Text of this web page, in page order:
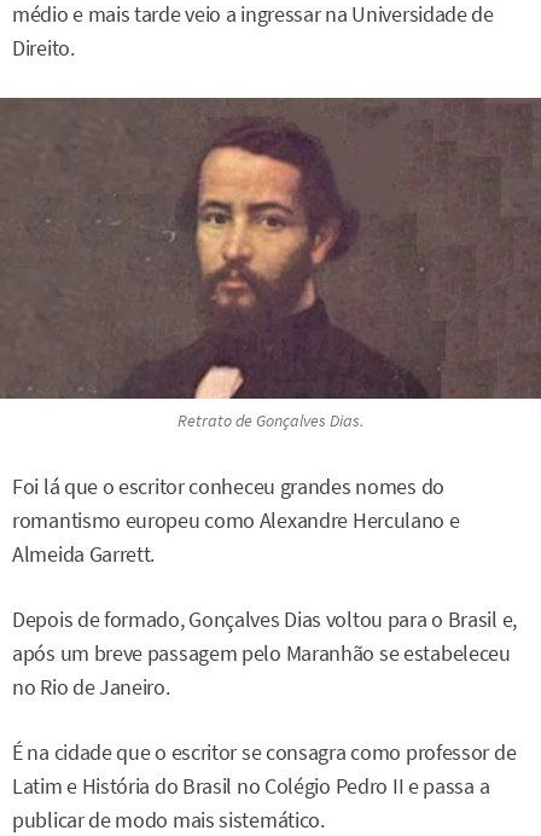
médio e mais tarde veio a ingressar na Universidade de
Direito.
Retrato de Gonçalves Dias.
Foi lá que o escritor conheceu grandes nomes do
romantismo europeu como Alexandre Herculano e
Almeida Garrett.
Depois de formado, Gonçalves Dias voltou para o Brasil e,
após um breve passagem pelo Maranhão se estabeleceu
no Rio de Janeiro.
É na cidade que o escritor se consagra como professor de
Latim e História do Brasil no Colégio Pedro II e passa a
publicar de modo mais sistemático.